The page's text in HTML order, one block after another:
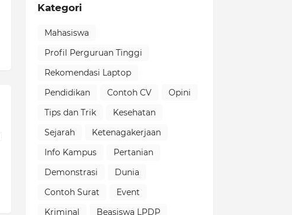
Kategori
Mahasiswa
Profil Perguruan Tinggi
Rekomendasi Laptop
Pendidikan
Contoh CV
Opini
Tips dan Trik
Kesehatan
Sejarah
Ketenagakerjaan
Info Kampus
Pertanian
Demonstrasi
Dunia
Contoh Surat
Event
Kriminal
Beasiswa LPDP